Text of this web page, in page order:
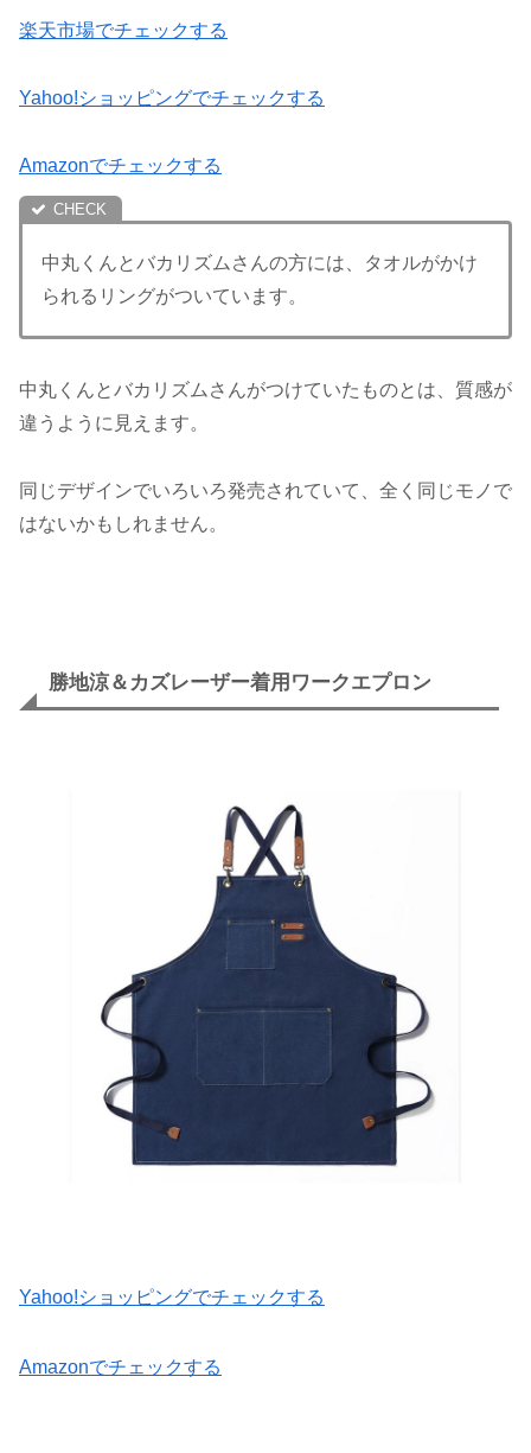
楽天市場でチェックする
Yahoo!ショッピングでチェックする
Amazonでチェックする
中丸くんとバカリズムさんの方には、タオルがかけ
られるリングがついています。
中丸くんとバカリズムさんがつけていたものとは、質感が
違うように見えます。
同じデザインでいろいろ発売されていて、全く同じモノで
はないかもしれません。
勝地涼＆カズレーザー着用ワークエプロン
Yahoo!ショッピングでチェックする
Amazonでチェックする